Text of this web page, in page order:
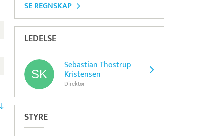
SE REGNSKAP
LEDELSE
Sebastian Thostrup
Kristensen
Direktør
STYRE